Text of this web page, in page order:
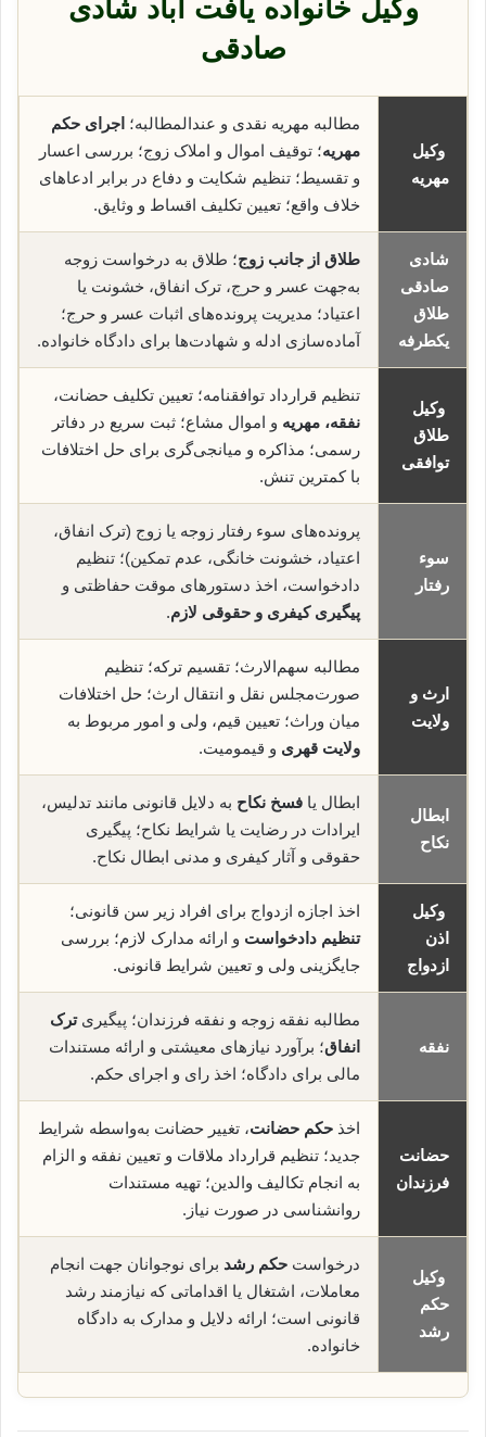
وکیل خانواده یافت آباد شادی
صادقی
وکیل
مهریه
مطالبه مهریه نقدی و عندالمطالبه؛ اجرای حکم
مهریه؛ توقیف اموال و املاک زوج؛ بررسی اعسار
و تقسیط؛ تنظیم شکایت و دفاع در برابر ادعاهای
خلاف واقع؛ تعیین تکلیف اقساط و وثایق.
شادی
صادقی
طلاق
یکطرفه
طلاق از جانب زوج؛ طلاق به درخواست زوجه
به‌جهت عسر و حرج، ترک انفاق، خشونت یا
اعتیاد؛ مدیریت پرونده‌های اثبات عسر و حرج؛
آماده‌سازی ادله و شهادت‌ها برای دادگاه خانواده.
وکیل
طلاق
توافقی
تنظیم قرارداد توافقنامه؛ تعیین تکلیف حضانت،
نفقه، مهریه و اموال مشاع؛ ثبت سریع در دفاتر
رسمی؛ مذاکره و میانجی‌گری برای حل اختلافات
با کمترین تنش.
سوء
رفتار
پرونده‌های سوء رفتار زوجه یا زوج (ترک انفاق،
اعتیاد، خشونت خانگی، عدم تمکین)؛ تنظیم
دادخواست، اخذ دستورهای موقت حفاظتی و
پیگیری کیفری و حقوقی لازم.
ارث و
ولایت
مطالبه سهم‌الارث؛ تقسیم ترکه؛ تنظیم
صورت‌مجلس نقل و انتقال ارث؛ حل اختلافات
میان وراث؛ تعیین قیم، ولی و امور مربوط به
ولایت قهری و قیمومیت.
ابطال
نکاح
ابطال یا فسخ نکاح به دلایل قانونی مانند تدلیس،
ایرادات در رضایت یا شرایط نکاح؛ پیگیری
حقوقی و آثار کیفری و مدنی ابطال نکاح.
وکیل
اذن
ازدواج
اخذ اجازه ازدواج برای افراد زیر سن قانونی؛
تنظیم دادخواست و ارائه مدارک لازم؛ بررسی
جایگزینی ولی و تعیین شرایط قانونی.
نفقه
مطالبه نفقه زوجه و نفقه فرزندان؛ پیگیریترک
انفاق؛ برآورد نیازهای معیشتی و ارائه مستندات
مالی برای دادگاه؛ اخذ رای و اجرای حکم.
حضانت
فرزندان
اخذ حکم حضانت، تغییر حضانت به‌واسطه شرایط
جدید؛ تنظیم قرارداد ملاقات و تعیین نفقه و الزام
به انجام تکالیف والدین؛ تهیه مستندات
روانشناسی در صورت نیاز.
وکیل
حکم
رشد
درخواست حکم رشد برای نوجوانان جهت انجام
معاملات، اشتغال یا اقداماتی که نیازمند رشد
قانونی است؛ ارائه دلایل و مدارک به دادگاه
خانواده.